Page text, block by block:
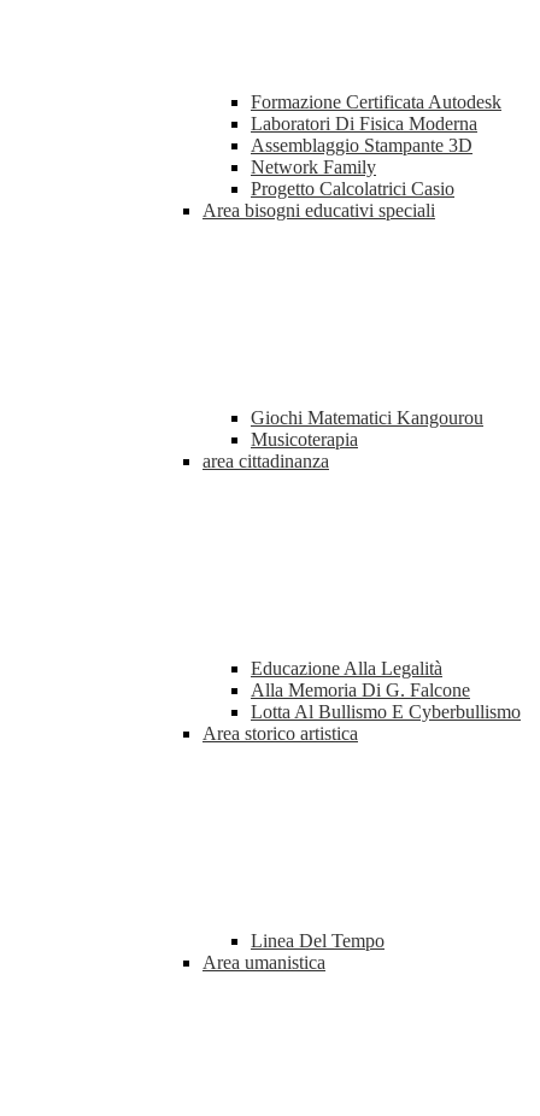
Formazione Certificata Autodesk
Laboratori Di Fisica Moderna
Assemblaggio Stampante 3D
Network Family
Progetto Calcolatrici Casio
Area bisogni educativi speciali
Giochi Matematici Kangourou
Musicoterapia
area cittadinanza
Educazione Alla Legalità
Alla Memoria Di G. Falcone
Lotta Al Bullismo E Cyberbullismo
Area storico artistica
Linea Del Tempo
Area umanistica